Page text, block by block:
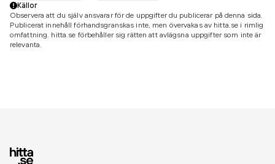
Källor
Observera att du själv ansvarar för de uppgifter du publicerar på denna sida.
Publicerat innehåll förhandsgranskas inte, men övervakas av hitta.se i rimlig
omfattning. hitta.se förbehåller sig rätten att avlägsna uppgifter som inte är
relevanta.